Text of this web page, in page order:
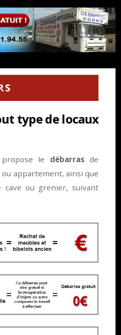
type de locaux
le débarrasde
appartement, ainsi que
ou grenier, suivant